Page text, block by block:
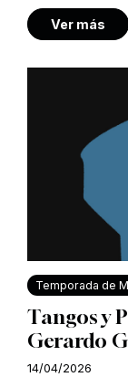
Ver más
Temporada de
Tangos y
Gerardo
14/04/2026